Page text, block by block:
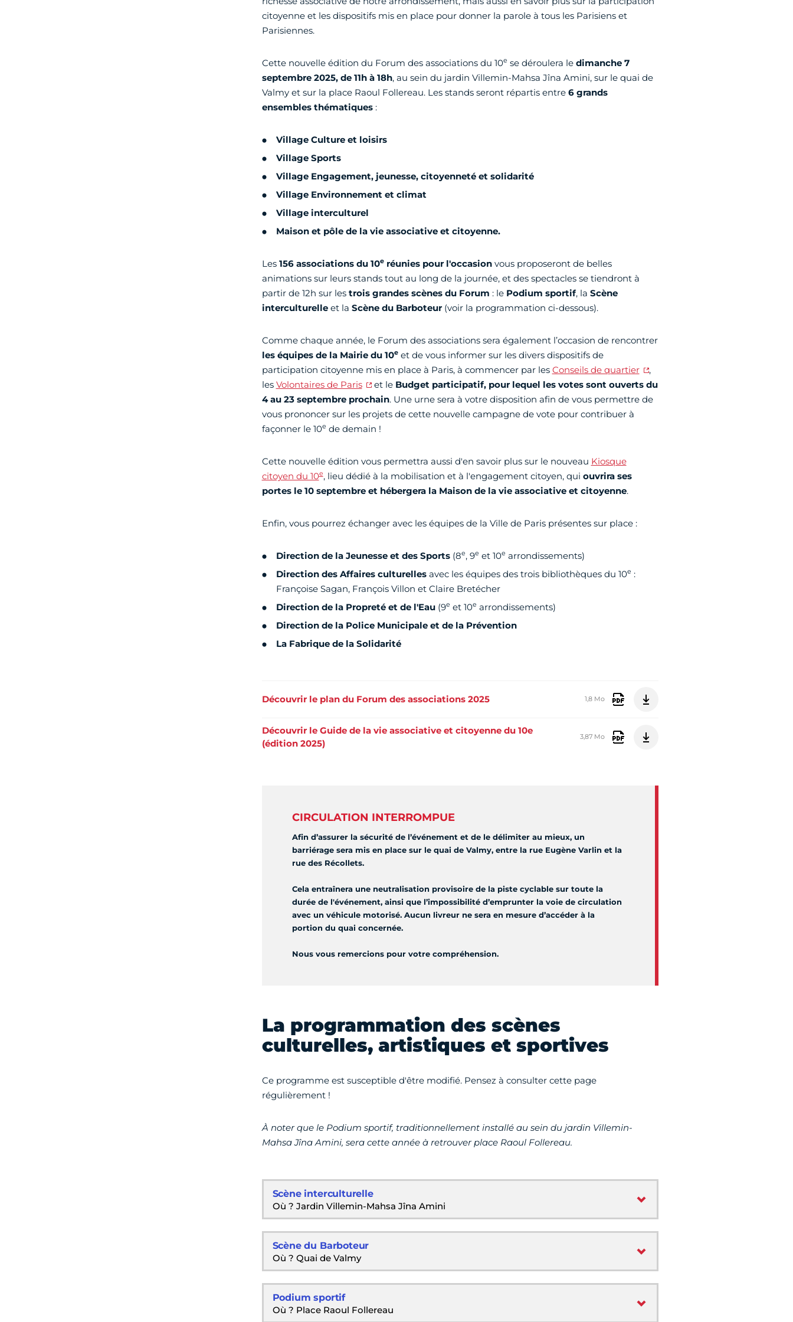
citoyenne et les dispositifs mis en place pour donner la parole à tous les Parisiens et
Parisiennes.
Cette nouvelle édition du Forum des associations du 10e se déroulera le dimanche 7
septembre 2025, de 11h à 18h, au sein du jardin Villemin-Mahsa Jîna Amini, sur le quai de
Valmy et sur la place Raoul Follereau. Les stands seront répartis entre 6 grands
ensembles thématiques:
Village Culture et loisirs
Village Sports
Village Engagement, jeunesse, citoyenneté et solidarité
Village Environnement et climat
Village interculturel
Maison et pôle de la vie associative et citoyenne.
Les 156 associations du 10eréunies pour l'occasionvous proposeront de belles
animations sur leurs stands tout au long de la journée, et des spectacles se tiendront à
partir de 12h sur les trois grandes scènes du Forum : le Podium sportif, la Scène
interculturelleet la Scène du Barboteur (voir la programmation ci-dessous).
Comme chaque année, le Forum des associations sera également l’occasion de rencontrer
les équipes de la Mairie du 10eet de vous informer sur les divers dispositifs de
participation citoyenne mis en place à Paris, à commencer par les Conseils de quartier
,
les Volontaires de Paris et le Budget participatif, pour lequel les votes sont ouverts du
4 au 23septembre prochain. Une urne sera à votre disposition afin de vous permettre de
vous prononcer sur les projets de cette nouvelle campagne de vote pour contribuer à
façonner le 10e de demain !
Cette nouvelle édition vous permettra aussi d'en savoir plus sur le nouveau Kiosque
citoyen du 10e, lieu dédié à la mobilisation et à l'engagement citoyen, qui ouvrira ses
portes le 10 septembre et hébergera la Maison de la vie associative et citoyenne.
Enfin, vous pourrez échanger avec les équipes de la Ville de Paris présentes sur place :
Direction de la Jeunesse et des Sports(8e, 9e et 10e arrondissements)
Direction des Affaires culturellesavec les équipes des trois bibliothèques du 10e :
Françoise Sagan, François Villon et Claire Bretécher ​
Direction de la Propreté et de l'Eau(9e et 10e arrondissements) ​
Direction de la Police Municipale et de la Prévention​
La Fabrique de la Solidarité
Découvrir le plan du Forum des associations 2025 1,8 Mo
Découvrir le Guide de la vie associative et citoyenne du 10e
(édition 2025)
3,87 Mo
CIRCULATION INTERROMPUE
Afin d’assurer la sécurité de l’événement et de le délimiter au mieux, un
barriérage sera mis en place sur le quai de Valmy, entre la rue Eugène Varlin et la
rue des Récollets.
Cela entraînera une neutralisation provisoire de la piste cyclable sur toute la
durée de l'événement, ainsi que l’impossibilité d’emprunter la voie de circulation
avec un véhicule motorisé. Aucun livreur ne sera en mesure d’accéder à la
portion du quai concernée.
Nous vous remercions pour votre compréhension.
La programmation des scènes
culturelles, artistiques et sportives
Ce programme est susceptible d'être modifié. Pensez à consulter cette page
régulièrement !
À noter que le Podium sportif, traditionnellement installé au sein du jardin Villemin-
Mahsa Jîna Amini, sera cette année à retrouver place Raoul Follereau.
Scène interculturelle
Où ? Jardin Villemin-Mahsa Jîna Amini
Scène du Barboteur
Où ? Quai de Valmy
Podium sportif
Où ? Place Raoul Follereau